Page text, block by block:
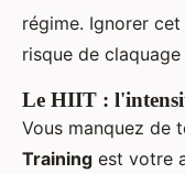
régime. Ignorer
risque de
Le HIIT :
Vous manquez de
Training est votre